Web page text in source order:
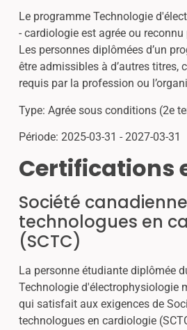
Le programme Technologie
- cardiologie est agrée ou
Les personnes diplômées d’un
être admissibles à d’autres titres,
requis par la profession ou
Type: Agrée sous conditions (2e
Période: 2025-03-31 - 2027-03-31
Certifications
Société
technologues en
(SCTC)
La personne étudiante diplômée
Technologie d'électrophysiologie
qui satisfait aux exigences de
technologues en cardiologie